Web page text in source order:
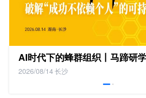
AI时代下的蜂群组织丨马蹄研
2026/08/14长沙